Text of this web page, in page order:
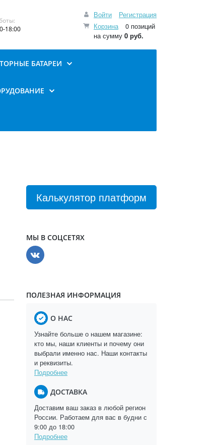
Войти
Регистрация
Корзина
0 позиций
на сумму 0 руб.
18:00
БАТАРЕИ
Калькулятор платформ
МЫ В СОЦСЕТЯХ
ПОЛЕЗНАЯ ИНФОРМАЦИЯ
О НАС
Узнайте больше о нашем магазине:
кто мы, наши клиенты и почему они
выбрали именно нас. Наши контакты
и реквизиты.
Подробнее
ДОСТАВКА
Доставим ваш заказ в любой регион
России. Работаем для вас в будни с
9:00 до 18:00
Подробнее